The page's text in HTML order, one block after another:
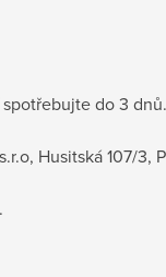
do 3
Husitská 107/3,